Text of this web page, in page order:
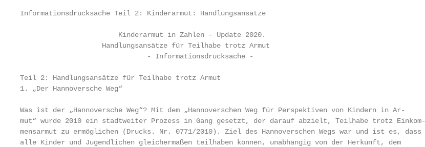
Informationsdrucksache Teil 2: Kinderarmut: Handlungsansätze
                        Kinderarmut in Zahlen - Update 2020.
                    Handlungsansätze für Teilhabe trotz Armut
                               - Informationsdrucksache -
Teil 2: Handlungsansätze für Teilhabe trotz Armut
1. „Der Hannoversche Weg“
Was ist der „Hannoversche Weg“? Mit dem „Hannoverschen Weg für Perspektiven von Kindern in Ar-
mut“ wurde 2010 ein stadtweiter Prozess in Gang gesetzt, der darauf abzielt, Teilhabe trotz Einkom-
mensarmut zu ermöglichen (Drucks. Nr. 0771/2010). Ziel des Hannoverschen Wegs war und ist es, dass
alle Kinder und Jugendlichen gleichermaßen teilhaben können, unabhängig von der Herkunft, dem